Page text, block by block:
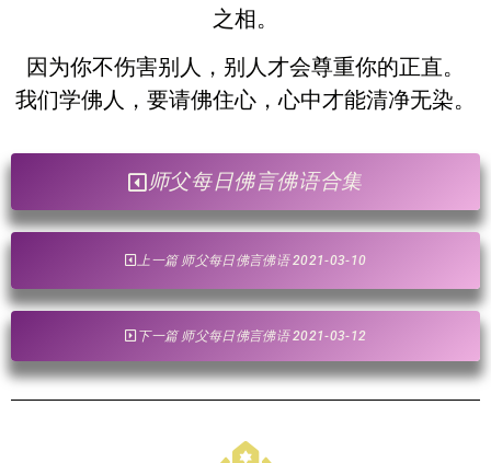
之相。
因为你不伤害别人，别人才会尊重你的正直。
我们学佛人，要请佛住心，心中才能清净无染。
师父每日佛言佛语合集
上一篇 师父每日佛言佛语 2021-03-10
下一篇 师父每日佛言佛语 2021-03-12